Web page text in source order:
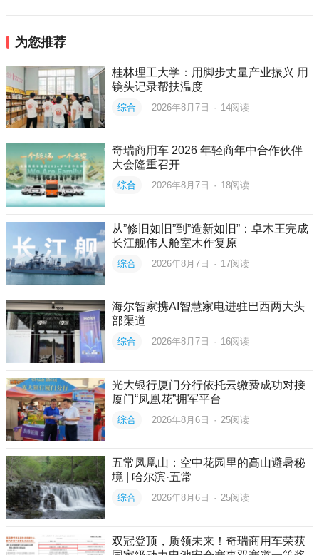
为您推荐
桂林理工大学：用脚步丈量产业振兴 用
镜头记录帮扶温度
综合 2026年8月7日 · 14阅读
奇瑞商用车 2026 年轻商年中合作伙伴
大会隆重召开
综合 2026年8月7日 · 18阅读
从”修旧如旧”到”造新如旧”：卓木王完成
长江舰伟人舱室木作复原
综合 2026年8月7日 · 17阅读
海尔智家携AI智慧家电进驻巴西两大头
部渠道
综合 2026年8月7日 · 16阅读
光大银行厦门分行依托云缴费成功对接
厦门“凤凰花”拥军平台
综合 2026年8月6日 · 25阅读
五常凤凰山：空中花园里的高山避暑秘
境 | 哈尔滨·五常
综合 2026年8月6日 · 25阅读
双冠登顶，质领未来！奇瑞商用车荣获